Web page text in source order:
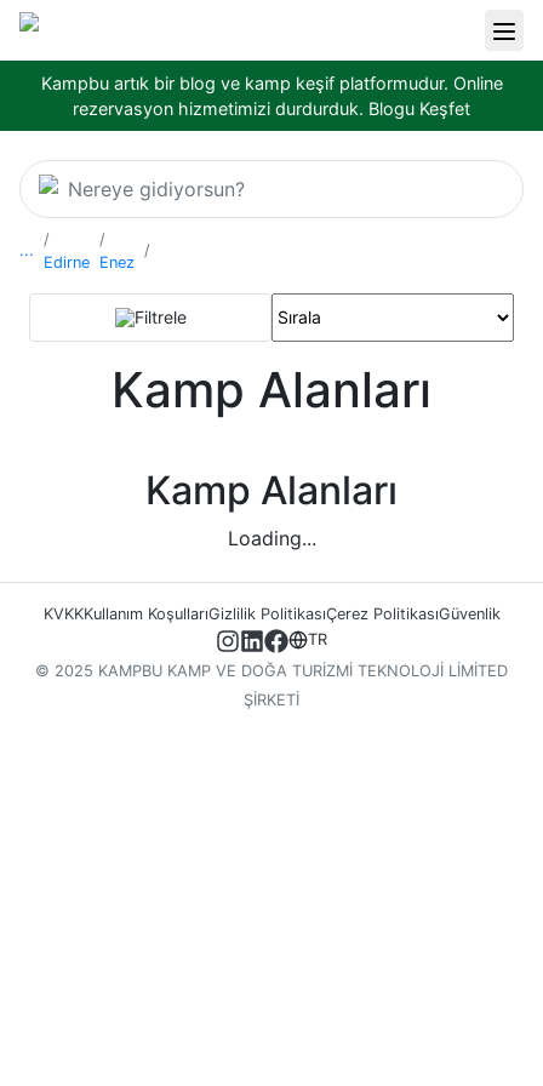
Kampbu artık bir blog ve kamp keşif platformudur. Online
rezervasyon hizmetimizi durdurduk. Blogu Keşfet
Nereye gidiyorsun?
...
Edirne Enez
Filtrele
Kamp Alanları
Kamp Alanları
Loading...
KVKKKullanım KoşullarıGizlilik PolitikasıÇerez PolitikasıGüvenlik
TR
© 2025 KAMPBU KAMP VE DOĞA TURİZMİ TEKNOLOJİ LİMİTED
ŞİRKETİ